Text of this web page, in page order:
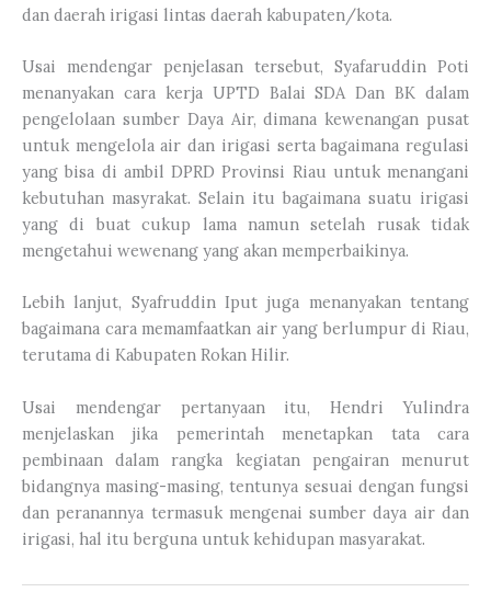
dan daerah irigasi lintas daerah kabupaten/kota.
Usai mendengar penjelasan tersebut, Syafaruddin Poti
menanyakan cara kerja UPTD Balai SDA Dan BK dalam
pengelolaan sumber Daya Air, dimana kewenangan pusat
untuk mengelola air dan irigasi serta bagaimana regulasi
yang bisa di ambil DPRD Provinsi Riau untuk menangani
kebutuhan masyrakat. Selain itu bagaimana suatu irigasi
yang di buat cukup lama namun setelah rusak tidak
mengetahui wewenang yang akan memperbaikinya.
Lebih lanjut, Syafruddin Iput juga menanyakan tentang
bagaimana cara memamfaatkan air yang berlumpur di Riau,
terutama di Kabupaten Rokan Hilir.
Usai mendengar pertanyaan itu, Hendri Yulindra
menjelaskan jika pemerintah menetapkan tata cara
pembinaan dalam rangka kegiatan pengairan menurut
bidangnya masing-masing, tentunya sesuai dengan fungsi
dan peranannya termasuk mengenai sumber daya air dan
irigasi, hal itu berguna untuk kehidupan masyarakat.